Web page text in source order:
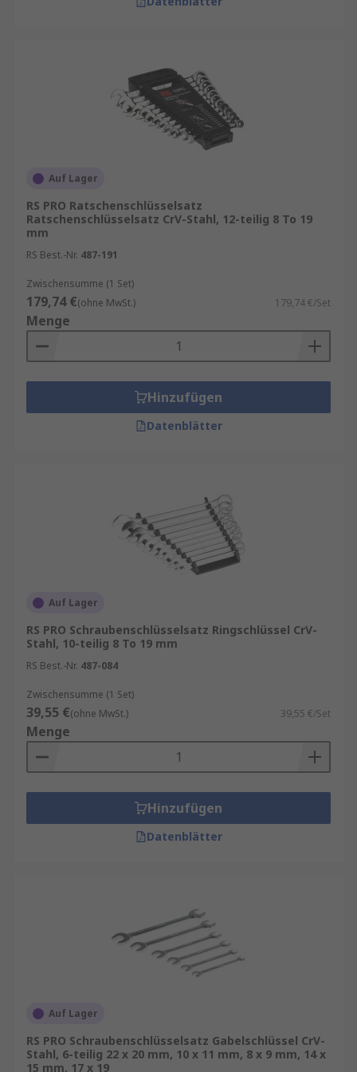
Netzwerktechnikern
Heimwerkern
Auf Lager
RS PRO Ratschenschlüsselsatz
Ratschenschlüsselsatz CrV-Stahl, 12-teilig 8 To 19
mm
RS Best.-Nr. 487-191
Zwischensumme (1 Set)
179,74 €(ohne MwSt.) 179,74 €/Set
Menge
Hinzufügen
Datenblätter
Auf Lager
RS PRO Schraubenschlüsselsatz Ringschlüssel CrV-
Stahl, 10-teilig 8 To 19 mm
RS Best.-Nr. 487-084
Zwischensumme (1 Set)
39,55 €(ohne MwSt.) 39,55 €/Set
Menge
Hinzufügen
Datenblätter
Auf Lager
RS PRO Schraubenschlüsselsatz Gabelschlüssel CrV-
Stahl, 6-teilig 22 x 20 mm, 10 x 11 mm, 8 x 9 mm, 14 x
15 mm, 17 x 19